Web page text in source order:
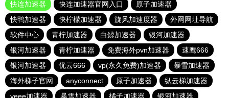
快连加速器
快连加速器官网入口
原子加速器
快鸭加速器
快柠檬加速器 旋风加速度器
外网网址导航
软件中心
青柠加速器 白鲸加速器
银河加速器
银河加速器
青柠加速器 免费海外pvn加速器
速鹰666
银河加速器
优云666 vp(永久免费)加速器
暴雪加速器
海外梯子官网
anyconnect 原子加速器
纵云梯加速器
veee加速器
暴雪加速器 橘子加速器 银河加速器